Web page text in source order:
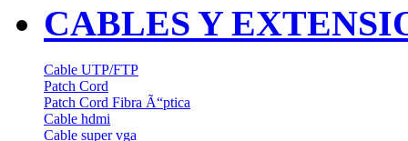
CABLES Y
Cable UTP/FTP
Patch Cord
Patch Cord Fibra Ã“ptica
Cable hdmi
Cable super vga